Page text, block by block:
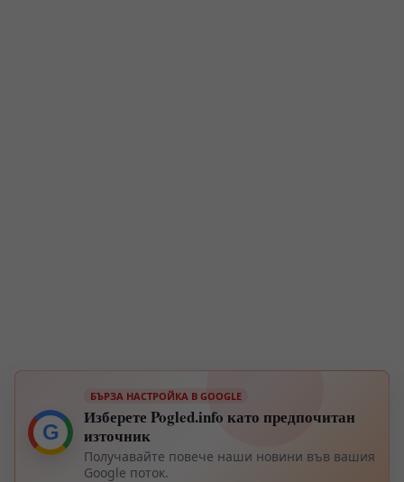
G
БЪРЗА НАСТРОЙКА В GOOGLE
Изберете Pogled.info като предпочитан
източник
Получавайте повече наши новини във вашия
Google поток.